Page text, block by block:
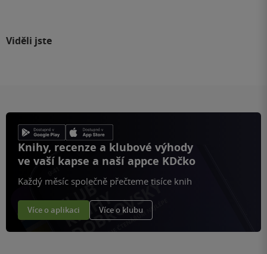
Viděli jste
Knihy, recenze a klubové výhody
ve vaší kapse a naší appce KDčko
Každý měsíc společně přečteme tisíce knih
Více o aplikaci Více o klubu